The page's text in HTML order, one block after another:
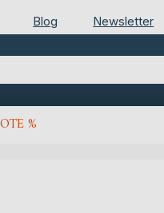
Blog Newsletter
%